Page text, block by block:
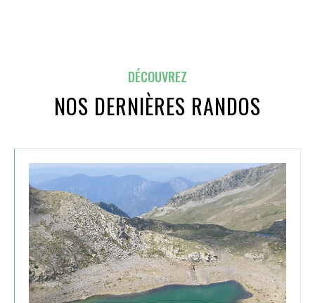
DÉCOUVREZ
NOS DERNIÈRES RANDOS